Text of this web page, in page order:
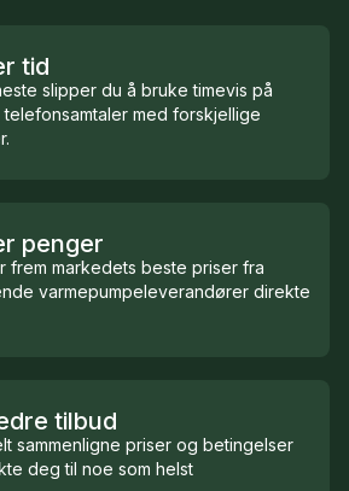
tid
slipper du å bruke timevis på
med forskjellige
penger
frem markedets beste priser fra
varmepumpeleverandører direkte
tilbud
sammenligne priser og betingelser
deg til noe som helst